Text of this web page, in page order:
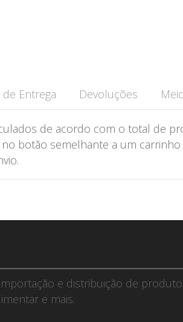
de Entrega Devoluções
de acordo com o total de
botão semelhante a um
e distribuição de
e mais.